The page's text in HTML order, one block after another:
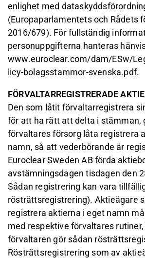
enlighet med
(Europaparlamentets och Rådets
2016/679). För fullständig
personuppgifterna hanteras
www.euroclear.com/dam/ESw/
licy-bolagsstammor-svenska.pdf.
FÖRVALTARREGISTRERADE
Den som låtit förvaltarregistrera
för att ha rätt att delta i stämman,
förvaltares försorg låta registrera
namn, så att vederbörande är
Euroclear Sweden AB förda
avstämningsdagen tisdagen den
Sådan registrering kan vara
rösträttsregistrering). Aktieägare
registrera aktierna i eget namn
med respektive förvaltares
förvaltaren gör sådan
Rösträttsregistrering som av